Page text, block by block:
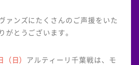
ァンズにたくさんのご声援をいた
がとうございます。
日） アルティーリ千葉戦は、モ